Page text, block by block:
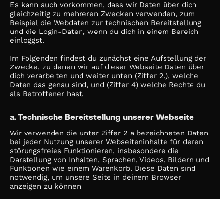
Es kann auch vorkommen, dass wir Daten über dich
gleichzeitig zu mehreren Zwecken verwenden, zum
Beispiel die Webdaten zur technischen Bereitstellung
und die Login-Daten, wenn du dich in einem Bereich
einloggst.
Im Folgenden findest du zunächst eine Aufstellung der
Zwecke, zu denen wir auf dieser Webseite Daten über
dich verarbeiten und weiter unten (Ziffer 2.), welche
Daten das genau sind, und (Ziffer 4) welche Rechte du
als Betroffener hast.
a. Technische Bereitstellung unserer Webseite
Wir verwenden die unter Ziffer 2 a bezeichneten Daten
bei jeder Nutzung unserer Webseiteninhalte für deren
störungsfreies Funktionieren, insbesondere die
Darstellung von Inhalten, Sprachen, Videos, Bildern und
Funktionen wie einem Warenkorb. Diese Daten sind
notwendig, um unsere Seite in deinem Browser
anzeigen zu können.